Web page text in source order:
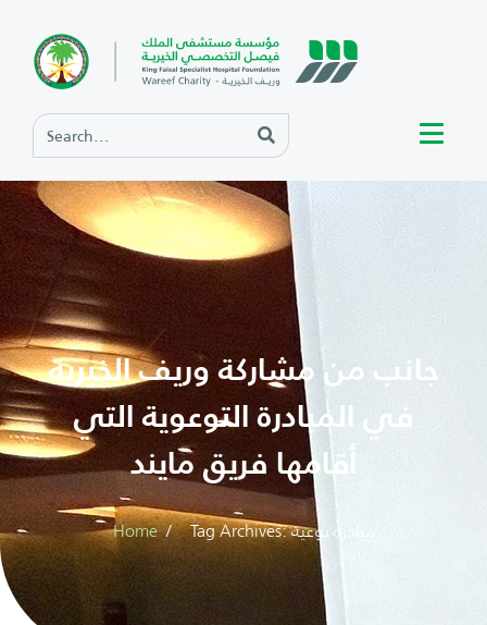
جانب من مشاركة وريف الخيرية
في المبادرة التوعوية التي
أقامها فريق مايند
Home Tag Archives: مبادرة نوعية